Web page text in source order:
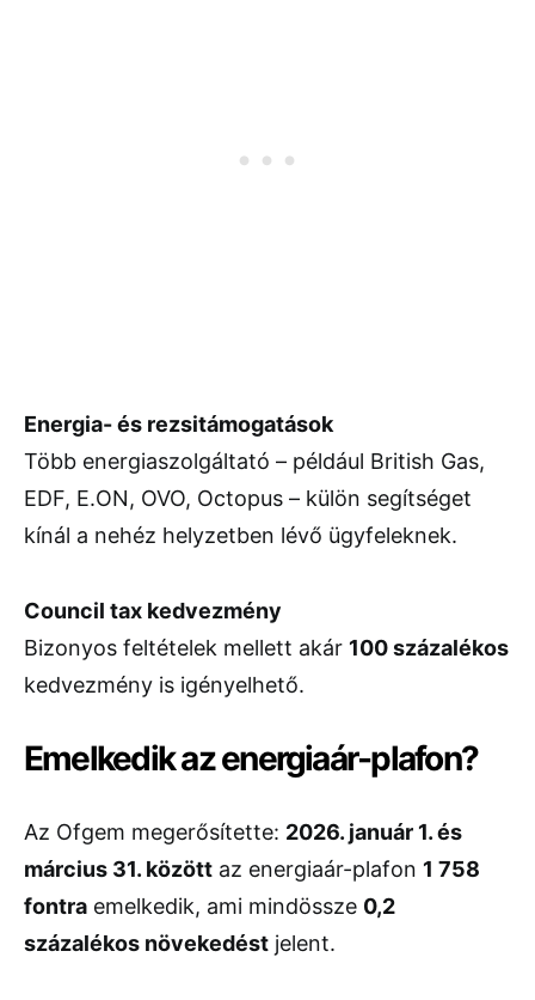
Energia- és rezsitámogatások
Több energiaszolgáltató – például British Gas,
EDF, E.ON, OVO, Octopus – külön segítséget
kínál a nehéz helyzetben lévő ügyfeleknek.
Council tax kedvezmény
Bizonyos feltételek mellett akár 100 százalékos
kedvezmény is igényelhető.
Emelkedik az energiaár-plafon?
Az Ofgem megerősítette: 2026. január 1. és
március 31. között az energiaár-plafon 1 758
fontra emelkedik, ami mindössze 0,2
százalékos növekedést jelent.